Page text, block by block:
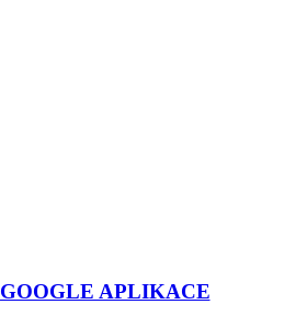
GOOGLE APLIKACE